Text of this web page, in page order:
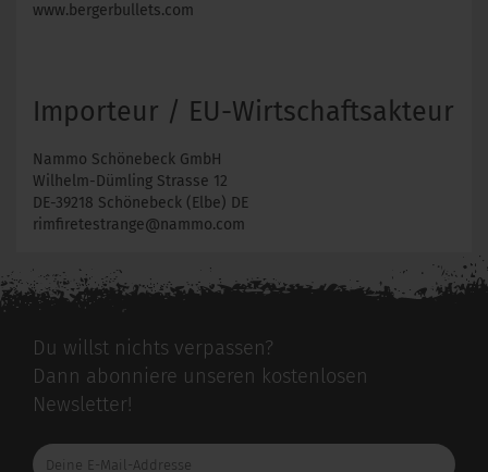
www.bergerbullets.com
Importeur / EU-Wirtschaftsakteur
Nammo Schönebeck GmbH
Wilhelm-Dümling Strasse 12
DE-39218 Schönebeck (Elbe) DE
rimfiretestrange@nammo.com
Du willst nichts verpassen?
Dann abonniere unseren kostenlosen
Newsletter!
Deine